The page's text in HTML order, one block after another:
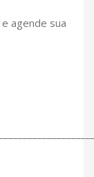
agende sua